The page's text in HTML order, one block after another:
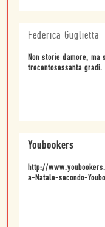
Federica Guglietta
Non storie damore,
trecentosessanta gradi.
Youbookers
http://
a-Natale-secondo-